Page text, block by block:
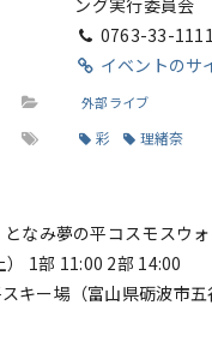
0763-33-1111
イベントのサ
外部ライブ
彩 理緒奈
なみ夢の平コスモスウ
） 1部 11:00 2部 14:00
キー場（富山県砺波市五